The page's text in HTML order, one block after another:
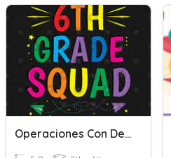
Operaciones Con Decimales